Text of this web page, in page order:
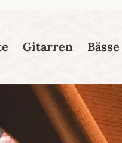
Gitarren Bässe